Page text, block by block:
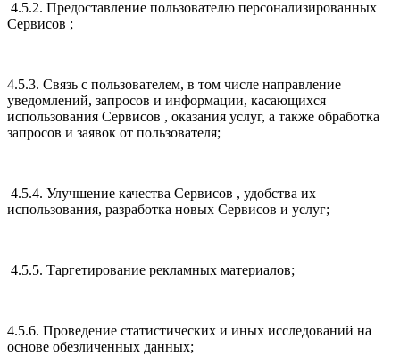
4.5.2. Предоставление пользователю персонализированных
Сервисов ;
4.5.3. Связь с пользователем, в том числе направление
уведомлений, запросов и информации, касающихся
использования Сервисов , оказания услуг, а также обработка
запросов и заявок от пользователя;
4.5.4. Улучшение качества Сервисов , удобства их
использования, разработка новых Сервисов и услуг;
4.5.5. Таргетирование рекламных материалов;
4.5.6. Проведение статистических и иных исследований на
основе обезличенных данных;